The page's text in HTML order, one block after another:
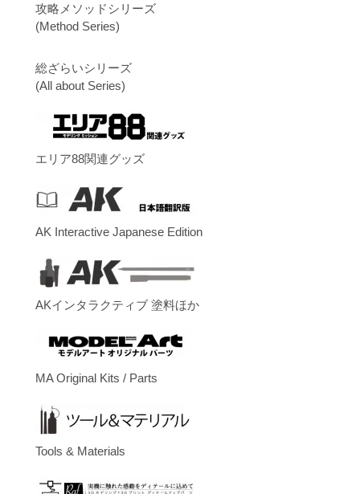
攻略メソッドシリーズ
(Method Series)
総ざらいシリーズ
(All about Series)
エリア88関連グッズ
AK Interactive Japanese Edition
AKインタラクティブ 塗料ほか
MA Original Kits / Parts
Tools & Materials